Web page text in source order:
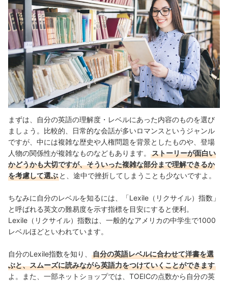
まずは、自分の英語の理解度・レベルにあった内容のものを選び
ましょう。比較的、日常的な会話が多いロマンスというジャンル
ですが、中には複雑な歴史や人権問題を背景としたものや、登場
人物の関係性が複雑なものなどもあります。
ストーリーが面白い
かどうかも大切ですが、そういった複雑な部分まで理解できるか
を考慮して選ぶ と、途中で挫折してしまうことも少ないですよ。
ちなみに自分のレベルを知るには、「Lexile（リクサイル）指数」
と呼ばれる英文の難易度を示す指標を目安にすると便利。
Lexile（リクサイル）指数は、一般的なアメリカの中学生で1000
レベルほどといわれています。
自分のLexile指数を知り、
自分の英語レベルに合わせて洋書を選
ぶと、スムーズに読みながら英語力をつけていくことができます
よ。また、一部ネットショップでは、TOEICの点数から自分の英